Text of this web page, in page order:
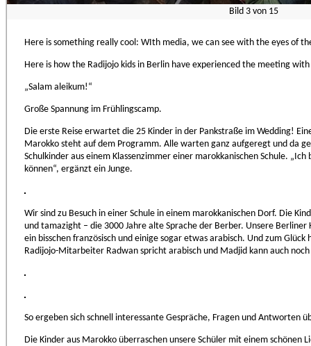
Bild 3von 15
Here is something really cool: WIth media, we can see with the eyes of
Here is how the Radijojo kids in Berlin have experienced the meeting
„Salam aleikum!“
Große Spannung im Frühlingscamp.
Die erste Reise erwartet die 25 Kinder in der Pankstraße im Wedding!
Marokko steht auf dem Programm. Alle warten ganz aufgeregt und da
Schulkinder aus einem Klassenzimmer einer marokkanischen Schule.
können“, ergänzt ein Junge.
Wir sind zu Besuch in einer Schule in einem marokkanischen Dorf. Die
und tamazight – die 3000 Jahre alte Sprache der Berber. Unsere Berliner
ein bisschen französisch und einige sogar etwas arabisch. Und zum
Radijojo-Mitarbeiter Radwan spricht arabisch und Madjid kann auch
So ergeben sich schnell interessante Gespräche, Fragen und Antworten
Die Kinder aus Marokko überraschen unsere Schüler mit einem schönen